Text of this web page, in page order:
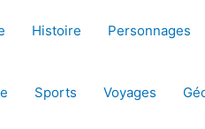
Histoire Personnages
Sports Voyages